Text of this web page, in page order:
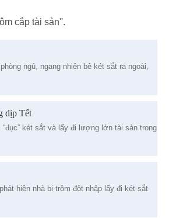
cắp tài sản''.
ngủ, ngang nhiên bê két sắt ra ngoài,
dịp Tết
két sắt và lấy đi lượng lớn tài sản trong
hiện nhà bị trộm đột nhập lấy đi két sắt